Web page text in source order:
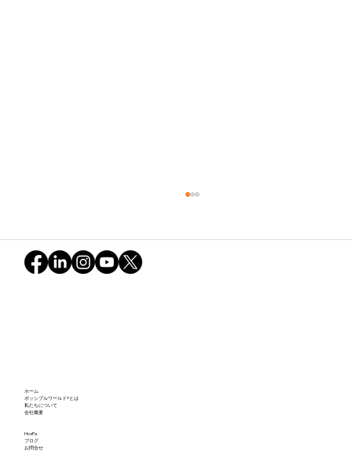
の軌跡：ポッシブルワールドが映し出し
ホーム
ポッシブルワールド®とは
私たちについて
会社概要
HosPa
ブログ
お問合せ